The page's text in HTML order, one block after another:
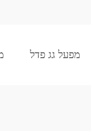
מפעל גג פדל